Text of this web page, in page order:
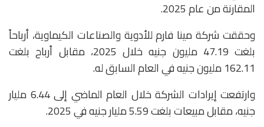
المقارنة من عام 2025.
وحققت شركة مينا فارم للأدوية والصناعات الكيماوية، أرباحاً
بلغت 47.19 مليون جنيه خلال 2025، مقابل أرباح بلغت
162.11 مليون جنيه في العام السابق له.
وارتفعت إيرادات الشركة خلال العام الماضي إلى 6.44 مليار
جنيه، مقابل مبيعات بلغت 5.59 مليار جنيه في 2025.